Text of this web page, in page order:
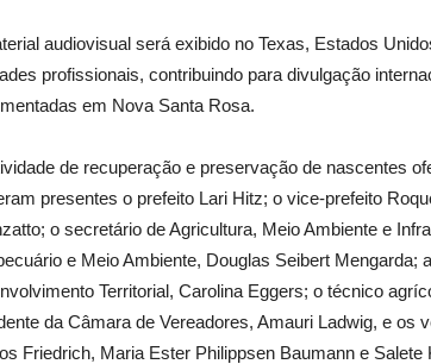
audiovisual será exibido no Texas, Estados
profissionais, contribuindo para divulgação
em Nova Santa Rosa.
de recuperação e preservação de nascentes
presentes o prefeito Lari Hitz; o vice-prefeito
o secretário de Agricultura, Meio Ambiente e
e Meio Ambiente, Douglas Seibert Mengarda;
Territorial, Carolina Eggers; o técnico
da Câmara de Vereadores, Amauri Ladwig, e os
Friedrich, Maria Ester Philippsen Baumann e Salete